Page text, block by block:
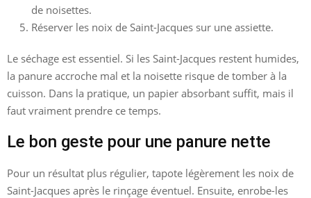
de noisettes.
Réserver les noix de Saint-Jacques sur une assiette.
Le séchage est essentiel. Si les Saint-Jacques restent humides,
la panure accroche mal et la noisette risque de tomber à la
cuisson. Dans la pratique, un papier absorbant suffit, mais il
faut vraiment prendre ce temps.
Le bon geste pour une panure nette
Pour un résultat plus régulier, tapote légèrement les noix de
Saint-Jacques après le rinçage éventuel. Ensuite, enrobe-les